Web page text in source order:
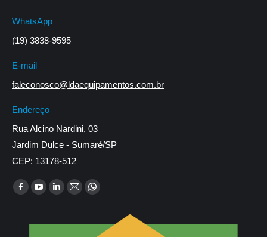
WhatsApp
(19) 3838-9595
E-mail
faleconosco@ldaequipamentos.com.br
Endereço
Rua Alcino Nardini, 03
Jardim Dulce - Sumaré/SP
CEP: 13178-512
Encontre-nos em:
Facebook
opens
YouTube
opens
Linkedin
opens
Mail
opens
Whatsapp
opens